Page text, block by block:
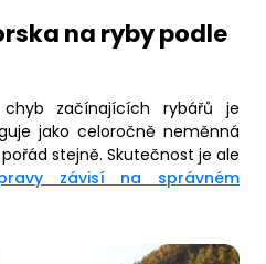
na ryby podle
začínajících rybářů je
jako celoročně neměnná
stejně. Skutečnost je ale
závisí na správném